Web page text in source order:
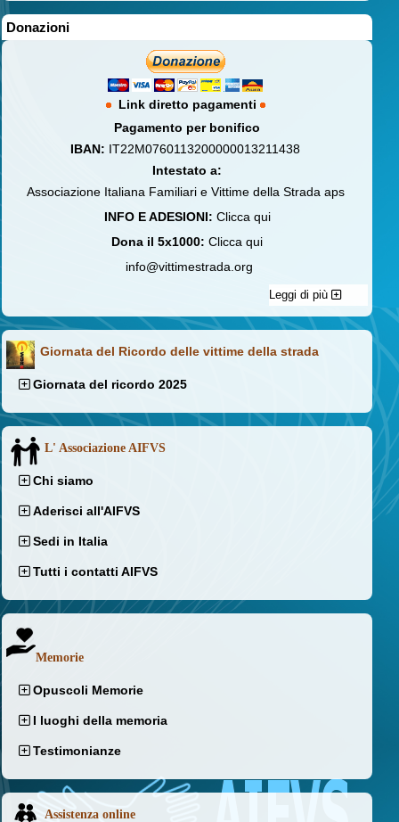
Donazioni
Link diretto pagamenti
Pagamento per bonifico
IBAN: IT22M0760113200000013211438
Intestato a:
Associazione Italiana Familiari e Vittime della Strada aps
INFO E ADESIONI: Clicca qui
Dona il 5x1000: Clicca qui
info@vittimestrada.org
Leggi di più
Giornata del Ricordo delle vittime della strada
Giornata del ricordo 2025
L' Associazione AIFVS
Chi siamo
Aderisci all'AIFVS
Sedi in Italia
Tutti i contatti AIFVS
Memorie
Opuscoli Memorie
I luoghi della memoria
Testimonianze
Assistenza online